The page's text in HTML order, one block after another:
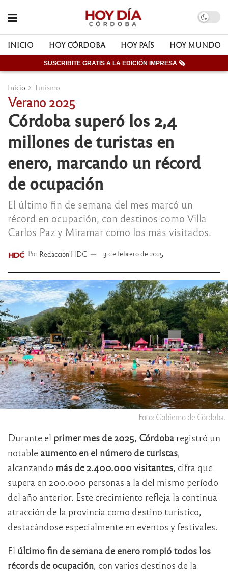
INICIO HOY CÓRDOBA HOY PAÍS HOY MUNDO
SUSCRIBITE GRATIS A LA EDICIÓN IMPRESA 🗞
Inicio Turismo
Verano 2025
Córdoba superó los 2,4
millones de turistas en
enero, marcando un récord
de ocupación
El último fin de semana del mes marcó un
récord en ocupación, con destinos como Villa
Carlos Paz y Miramar como los más visitados.
Por Redacción HDC 3 de febrero de 2025
Foto: Gobierno de Córdoba.
Durante el primer mes de 2025, Córdoba registró un
notable aumento en el número de turistas,
alcanzando más de 2.400.000 visitantes, cifra que
supera en 200.000 personas a la del mismo período
del año anterior. Este crecimiento refleja la continua
atracción de la provincia como destino turístico,
destacándose especialmente en eventos y festivales.
El último fin de semana de enero rompió todos los
récords de ocupación, con varios destinos de la